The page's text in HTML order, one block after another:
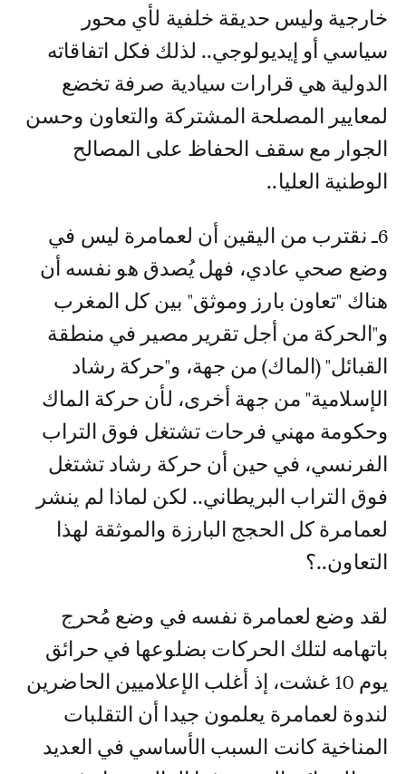
خارجية وليس حديقة خلفية لأي محور
سياسي أو إيديولوجي.. لذلك فكل اتفاقاته
الدولية هي قرارات سيادية صرفة تخضع
لمعايير المصلحة المشتركة والتعاون وحسن
الجوار مع سقف الحفاظ على المصالح
الوطنية العليا..
6ـ نقترب من اليقين أن لعمامرة ليس في
وضع صحي عادي، فهل يُصدق هو نفسه أن
هناك "تعاون بارز وموثق" بين كل المغرب
و"الحركة من أجل تقرير مصير في منطقة
القبائل" (الماك) من جهة، و"حركة رشاد
الإسلامية" من جهة أخرى، لأن حركة الماك
وحكومة مهني فرحات تشتغل فوق التراب
الفرنسي، في حين أن حركة رشاد تشتغل
فوق التراب البريطاني.. لكن لماذا لم ينشر
لعمامرة كل الحجج البارزة والموثقة لهذا
التعاون..؟
لقد وضع لعمامرة نفسه في وضع مُحرج
باتهامه لتلك الحركات بضلوعها في حرائق
يوم 10 غشت، إذ أغلب الإعلاميين الحاضرين
لندوة لعمامرة يعلمون جيدا أن التقلبات
المناخية كانت السبب الأساسي في العديد